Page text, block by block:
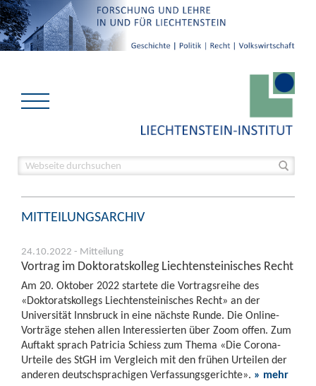
MITTEILUNGSARCHIV
24.10.2022 - Mitteilung
Vortrag im Doktoratskolleg Liechtensteinisches Recht
Am 20. Oktober 2022 startete die Vortragsreihe des
«Doktoratskollegs Liechtensteinisches Recht» an der
Universität Innsbruck in eine nächste Runde. Die Online-
Vorträge stehen allen Interessierten über Zoom offen. Zum
Auftakt sprach Patricia Schiess zum Thema «Die Corona-
Urteile des StGH im Vergleich mit den frühen Urteilen der
anderen deutschsprachigen Verfassungsgerichte». » mehr